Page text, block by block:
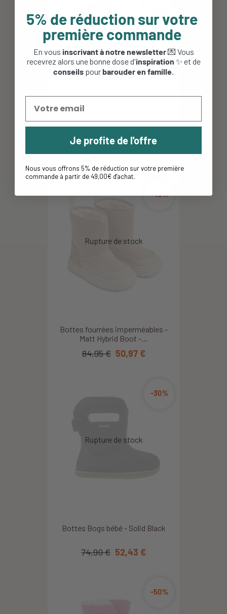
- Kimberfeel - Camel
54,95 € 32,97 €
Bottes fourrées imperméables -
Matt Hybrid Boot -...
-40%
84,95 € 50,97 €
Bottes Bogs bébé - Solid Black
-30%
74,90 € 52,43 €
-50%
5% de réduction sur votre
première commande
En vous inscrivant à notre newsletter💌 Vous
recevrez alors une bonne dose d'inspiration ✨ et de
conseils pourbarouder en famille
Je profite de l'offre
Nous vous offrons 5% de réduction sur votre première
commande à partir de 49,00€ d'achat